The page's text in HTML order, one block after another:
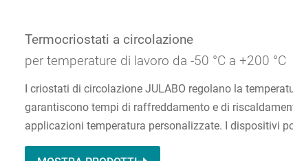
Termocriostati a circolazione
per temperature di lavoro da -50 °C a +200 °C
I criostati di circolazione JULABO regolano la
garantiscono tempi di raffreddamento e di
applicazioni temperatura personalizzate. I dispositivi